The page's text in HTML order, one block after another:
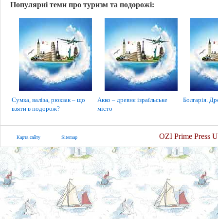
Популярні теми про туризм та подорожі:
Сумка, валіза, рюкзак – що
взяти в подорож?
Акко – древнє ізраїльське
місто
Болгарія.
Карта сайту Sitemap OZI Prime Press